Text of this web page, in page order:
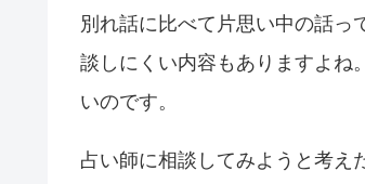
別れ話に比べて片思い中の話っ
談しにくい内容もありますよね
いのです。
占い師に相談してみようと考え